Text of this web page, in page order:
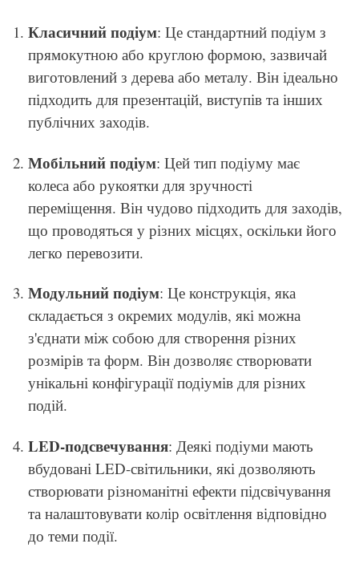
Класичний подіум: Це стандартний подіум з
прямокутною або круглою формою, зазвичай
виготовлений з дерева або металу. Він ідеально
підходить для презентацій, виступів та інших
публічних заходів.
Мобільний подіум: Цей тип подіуму має
колеса або рукоятки для зручності
переміщення. Він чудово підходить для заходів,
що проводяться у різних місцях, оскільки його
легко перевозити.
Модульний подіум: Це конструкція, яка
складається з окремих модулів, які можна
з'єднати між собою для створення різних
розмірів та форм. Він дозволяє створювати
унікальні конфігурації подіумів для різних
подій.
LED-подсвечування: Деякі подіуми мають
вбудовані LED-світильники, які дозволяють
створювати різноманітні ефекти підсвічування
та налаштовувати колір освітлення відповідно
до теми події.